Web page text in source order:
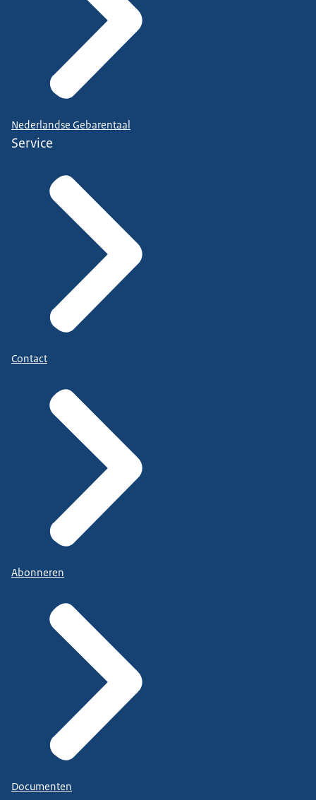
Nederlandse Gebarentaal
Service
Contact
Abonneren
Documenten